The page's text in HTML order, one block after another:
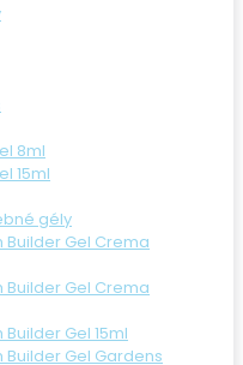
8ml
15ml
gély
Builder Gel Crema
Builder Gel Crema
Builder Gel 15ml
Builder Gel Gardens